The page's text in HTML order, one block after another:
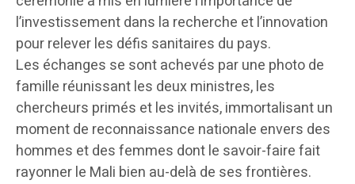
l’investissement dans la recherche et l’innovation
pour relever les défis sanitaires du pays.
Les échanges se sont achevés par une photo de
famille réunissant les deux ministres, les
chercheurs primés et les invités, immortalisant un
moment de reconnaissance nationale envers des
hommes et des femmes dont le savoir-faire fait
rayonner le Mali bien au-delà de ses frontières.